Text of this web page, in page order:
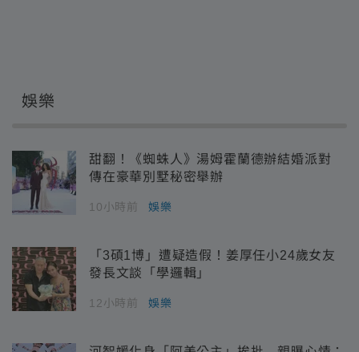
娛樂
甜翻！《蜘蛛人》湯姆霍蘭德辦結婚派對
傳在豪華別墅秘密舉辦
10小時前 娛樂
「3碩1博」遭疑造假！姜厚任小24歲女友
發長文談「學邏輯」
12小時前 娛樂